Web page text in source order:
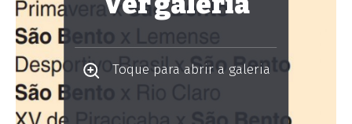
Toque para abrir a galeria